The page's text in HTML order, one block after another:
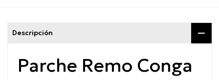
Descripción
Parche Remo Conga